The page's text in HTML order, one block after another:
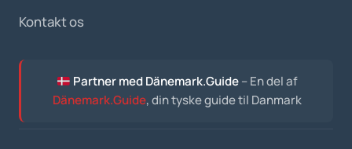
Kontakt os
Partner med Dänemark.Guide– En del af
Dänemark.Guide, din tyske guide til Danmark